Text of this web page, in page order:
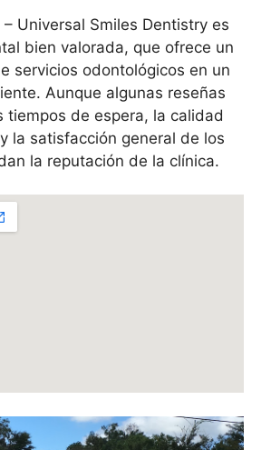
Universal Smiles Dentistry es
bien valorada, que ofrece un
servicios odontológicos en un
Aunque algunas reseñas
tiempos de espera, la calidad
la satisfacción general de los
la reputación de la clínica.